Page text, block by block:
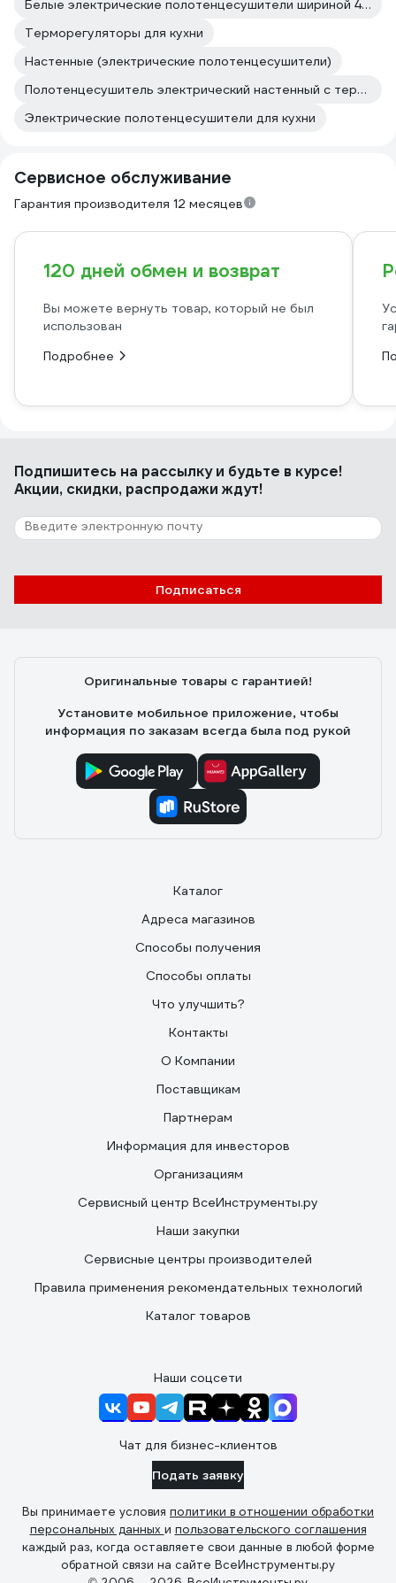
Белые электрические полотенцесушители шириной 40 см
Терморегуляторы для кухни
Настенные (электрические полотенцесушители)
Полотенцесушитель электрический настенный с терморегулятором
Электрические полотенцесушители для кухни
Сервисное обслуживание
Гарантия производителя 12 месяцев
120 дней обмен и возврат
Вы можете вернуть товар, который не был
использован
Подробнее
Подпишитесь на рассылкуи будьте в курсе!
Акции, скидки, распродажи ждут!
Подписаться
Оригинальные товары с гарантией!
Установите мобильное приложение, чтобы
информация по заказам всегда была под рукой
Каталог
Адреса магазинов
Способы получения
Способы оплаты
Что улучшить?
Контакты
О Компании
Поставщикам
Партнерам
Информация для инвесторов
Организациям
Сервисный центр ВсеИнструменты.ру
Наши закупки
Сервисные центры производителей
Правила применения рекомендательных технологий
Каталог товаров
Наши соцсети
Чат для бизнес-клиентов
Подать заявку
Вы принимаете условия политики в отношении обработки
персональных данных и пользовательского соглашения
каждый раз, когда оставляете свои данные в любой форме
обратной связи на сайте ВсеИнструменты.ру